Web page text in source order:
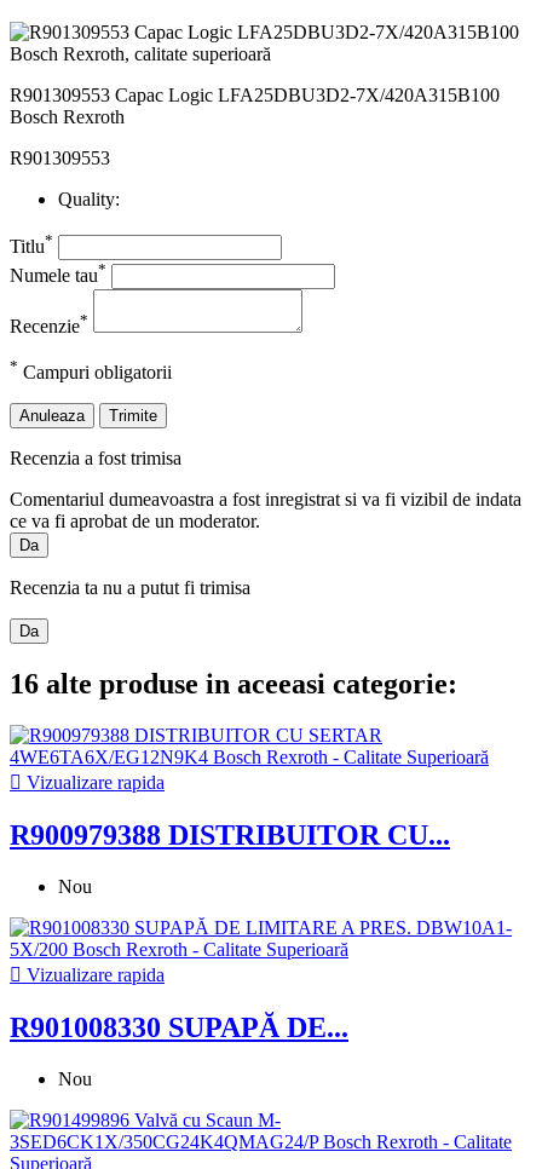
R901309553 Capac Logic LFA25DBU3D2-7X/420A315B100
Bosch Rexroth
R901309553
Quality:
Titlu*
Numele tau*
Recenzie*
* Campuri obligatorii
Anuleaza Trimite
Recenzia a fost trimisa
Comentariul dumeavoastra a fost inregistrat si va fi vizibil de indata
ce va fi aprobat de un moderator.
Da
Recenzia ta nu a putut fi trimisa
Da
16 alte produse in aceeasi categorie:
 Vizualizare rapida
R900979388 DISTRIBUITOR CU...
Nou
 Vizualizare rapida
R901008330 SUPAPĂ DE...
Nou